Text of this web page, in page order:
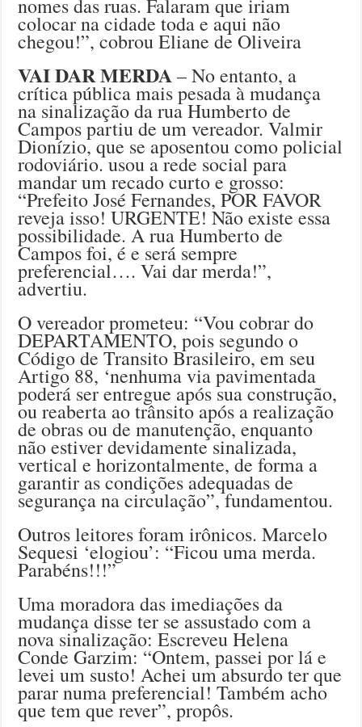
nomes das ruas. Falaram que iriam
colocar na cidade toda e aqui não
chegou!”, cobrou Eliane de Oliveira
VAI DAR MERDA– No entanto, a
crítica pública mais pesada à mudança
na sinalização da rua Humberto de
Campos partiu de um vereador. Valmir
Dionízio, que se aposentou como policial
rodoviário. usou a rede social para
mandar um recado curto e grosso:
“Prefeito José Fernandes, POR FAVOR
reveja isso! URGENTE! Não existe essa
possibilidade. A rua Humberto de
Campos foi, é e será sempre
preferencial…. Vai dar merda!”,
advertiu.
O vereador prometeu: “Vou cobrar do
DEPARTAMENTO, pois segundo o
Código de Transito Brasileiro, em seu
Artigo 88, ‘nenhuma via pavimentada
poderá ser entregue após sua construção,
ou reaberta ao trânsito após a realização
de obras ou de manutenção, enquanto
não estiver devidamente sinalizada,
vertical e horizontalmente, de forma a
garantir as condições adequadas de
segurança na circulação”, fundamentou.
Outros leitores foram irônicos. Marcelo
Sequesi ‘elogiou’: “Ficou uma merda.
Parabéns!!!”
Uma moradora das imediações da
mudança disse ter se assustado com a
nova sinalização: Escreveu Helena
Conde Garzim: “Ontem, passei por lá e
levei um susto! Achei um absurdo ter que
parar numa preferencial! Também acho
que tem que rever”, propôs.